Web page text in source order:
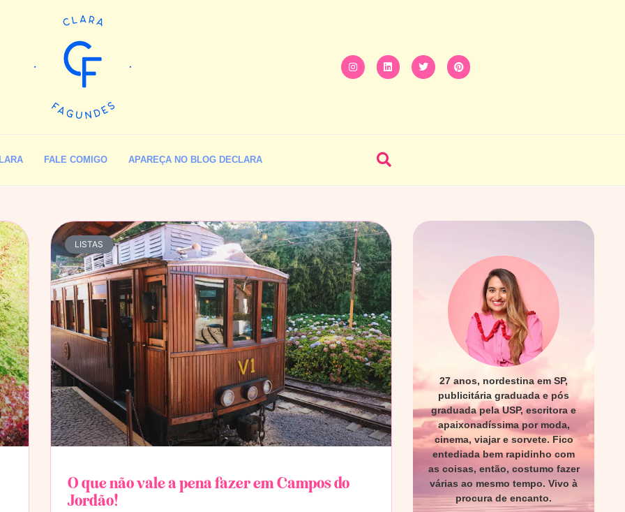
FALE COMIGO APAREÇA NO BLOG DECLARA
LISTAS
O que não vale a pena fazer em Campos do
Jordão!
27 anos, nordestina em SP,
publicitária graduada e pós
graduada pela USP, escritora e
apaixonadíssima por moda,
cinema, viajar e sorvete. Fico
entediada bem rapidinho com
as coisas, então, costumo fazer
várias ao mesmo tempo. Vivo à
procura de encanto.